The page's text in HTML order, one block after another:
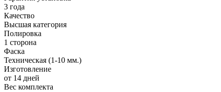
3 года
Качество
Высшая категория
Полировка
1 сторона
Фаска
Техническая (1-10 мм.)
Изготовление
от 14 дней
Вес комплекта